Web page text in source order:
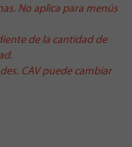
No aplica para menús
de la cantidad de
CAV puede cambiar